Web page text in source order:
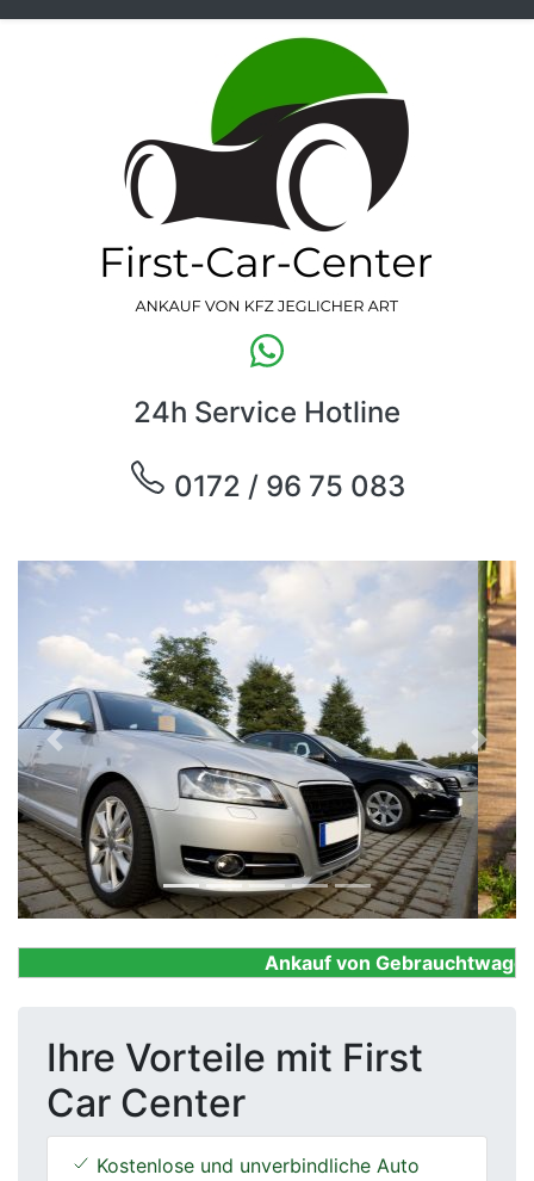
24h Service Hotline
0172 / 96 75 083
Previous Next
Ankauf von
Ihre Vorteile mit First
Car Center
Kostenlose und unverbindliche Auto